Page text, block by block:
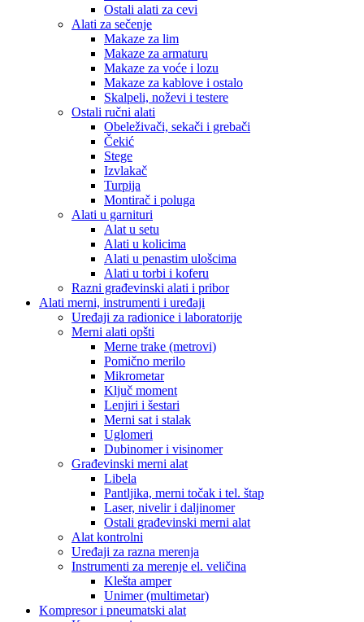
Ostali alati za cevi
Alati za sečenje
Makaze za lim
Makaze za armaturu
Makaze za voće i lozu
Makaze za kablove i ostalo
Skalpeli, noževi i testere
Ostali ručni alati
Obeleživači, sekači i grebači
Čekić
Stege
Izvlakač
Turpija
Montirač i poluga
Alati u garnituri
Alat u setu
Alati u kolicima
Alati u penastim ulošcima
Alati u torbi i koferu
Razni građevinski alati i pribor
Alati merni, instrumenti i uređaji
Uređaji za radionice i laboratorije
Merni alati opšti
Merne trake (metrovi)
Pomično merilo
Mikrometar
Ključ moment
Lenjiri i šestari
Merni sat i stalak
Uglomeri
Dubinomer i visinomer
Građevinski merni alat
Libela
Pantljika, merni točak i tel. štap
Laser, nivelir i daljinomer
Ostali građevinski merni alat
Alat kontrolni
Uređaji za razna merenja
Instrumenti za merenje el. veličina
Klešta amper
Unimer (multimetar)
Kompresor i pneumatski alat